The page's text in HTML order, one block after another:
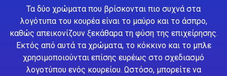
Τα δύο χρώματα που βρίσκονται πιο συχνά στα
λογότυπα του κουρέα είναι το μαύρο και το άσπρο,
καθώς απεικονίζουν ξεκάθαρα τη φύση της επιχείρησης.
Εκτός από αυτά τα χρώματα, το κόκκινο και το μπλε
χρησιμοποιούνται επίσης ευρέως στο σχεδιασμό
λογοτύπου ενός κουρείου. Ωστόσο, μπορείτε να